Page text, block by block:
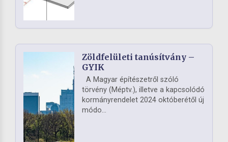
Zöldfelületi tanúsítvány –
GYIK
A Magyar építészetről szóló
törvény (Méptv.), illetve a kapcsolódó
kormányrendelet 2024 októberétől új
módo...